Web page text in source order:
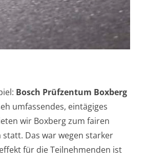
Bosch Prüfzentum Boxberg
umfassendes, eintägiges
wir Boxberg zum fairen
Das war wegen starker
für die Teilnehmenden ist